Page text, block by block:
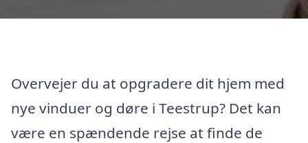
Overvejer du at opgradere dit hjem med
nye vinduer og døre i Teestrup? Det kan
være en spændende rejse at finde de